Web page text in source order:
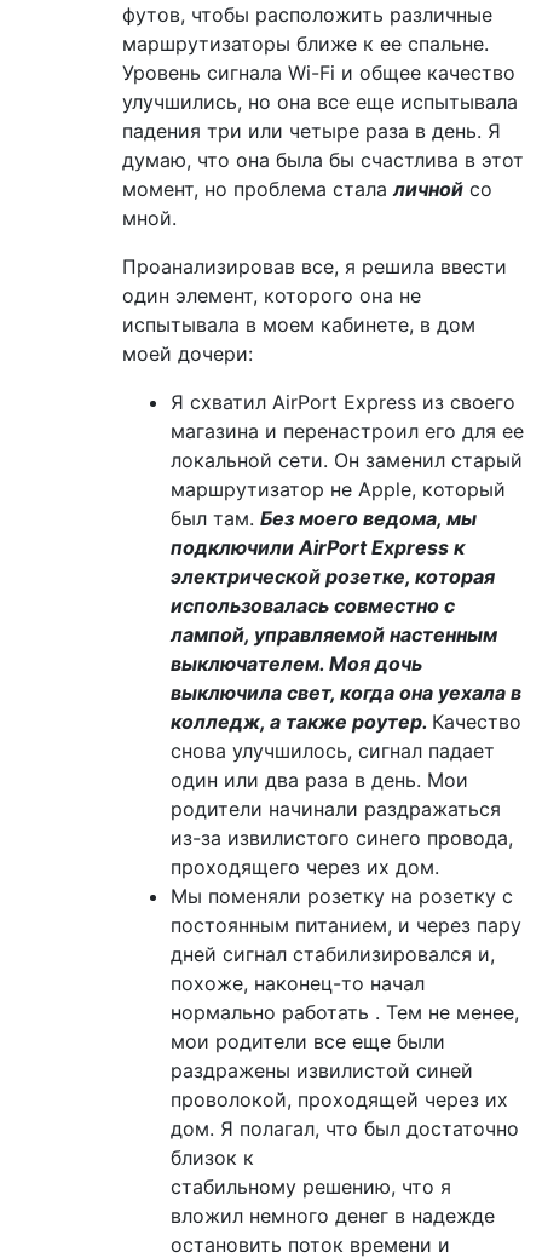
футов, чтобы расположить различные
маршрутизаторы ближе к ее спальне.
Уровень сигнала Wi-Fi и общее качество
улучшились, но она все еще испытывала
падения три или четыре раза в день. Я
думаю, что она была бы счастлива в этот
момент, но проблема стала личной со
мной.
Проанализировав все, я решила ввести
один элемент, которого она не
испытывала в моем кабинете, в дом
моей дочери:
Я схватил AirPort Express из своего
магазина и перенастроил его для ее
локальной сети. Он заменил старый
маршрутизатор не Apple, который
был там. Без моего ведома, мы
подключили AirPort Express к
электрической розетке, которая
использовалась совместно с
лампой, управляемой настенным
выключателем. Моя дочь
выключила свет, когда она уехала в
колледж, а также роутер. Качество
снова улучшилось, сигнал падает
один или два раза в день. Мои
родители начинали раздражаться
из-за извилистого синего провода,
проходящего через их дом.
Мы поменяли розетку на розетку с
постоянным питанием, и через пару
дней сигнал стабилизировался и,
похоже, наконец-то начал
нормально работать . Тем не менее,
мои родители все еще были
раздражены извилистой синей
проволокой, проходящей через их
дом. Я полагал, что был достаточно
близок к
стабильному решению, что я
вложил немного денег в надежде
остановить поток времени и